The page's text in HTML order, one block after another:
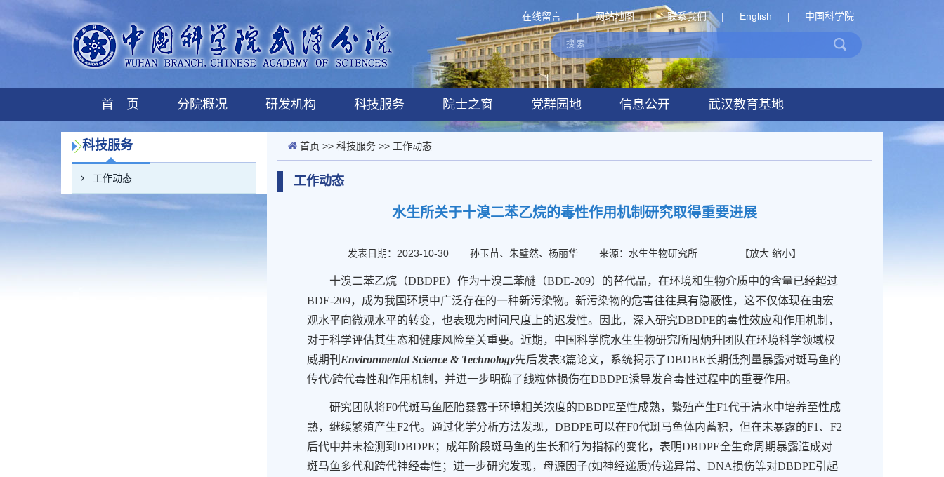
中国科学院
|
English
|
联系我们
|
网站地图
|
在线留言
首 页 分院概况 研发机构 科技服务 院士之窗 党群园地 信息公开 武汉教育基地
科技服务
工作动态
首页 >> 科技服务>> 工作动态
工作动态
水生所关于十溴二苯乙烷的毒性作用机制研究取得重要进展
发表日期：2023-10-30 孙玉苗、朱璧然、杨丽华 来源：水生生物研究所 【放大 缩小】
十溴二苯乙烷（DBDPE）作为十溴二苯醚（BDE-209）的替代品，在环境和生物介质中的含量已经超过
BDE-209，成为我国环境中广泛存在的一种新污染物。新污染物的危害往往具有隐蔽性，这不仅体现在由宏
观水平向微观水平的转变，也表现为时间尺度上的迟发性。因此，深入研究DBDPE的毒性效应和作用机制，
对于科学评估其生态和健康风险至关重要。近期，中国科学院水生生物研究所周炳升团队在环境科学领域权
威期刊 Environmental Science & Technology先后发表3篇论文，系统揭示了DBDBE长期低剂量暴露对斑马鱼的
传代/跨代毒性和作用机制，并进一步明确了线粒体损伤在DBDPE诱导发育毒性过程中的重要作用。
研究团队将F0代斑马鱼胚胎暴露于环境相关浓度的DBDPE至性成熟，繁殖产生F1代于清水中培养至性成
熟，继续繁殖产生F2代。通过化学分析方法发现， DBDPE可以在F0代斑马鱼体内蓄积，但在未暴露的F1 、 F2
后代中并未检测到 DBDPE ；成年阶段斑马鱼的生长和行为指标的变化，表明DBDPE全生命周期暴露造成对
斑马鱼多代和跨代神经毒性；进一步研究发现，母源因子(如神经递质)传递异常、 DNA损伤等对DBDPE引起